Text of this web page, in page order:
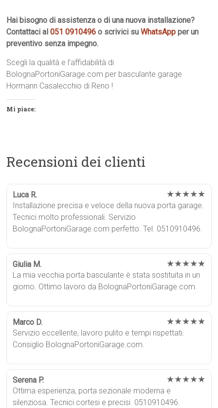
Hai bisogno di assistenza o di una nuova installazione?
Contattaci al051 0910496 o scrivici suWhatsApp per un
preventivo senza impegno.
Scegli la qualità e l’affidabilità di
BolognaPortoniGarage.com per basculante garage
Hormann Casalecchio di Reno !
Mi piace:
Recensioni dei clienti
Luca R. ★★★★★
Installazione precisa e veloce della nuova porta garage.
Tecnici molto professionali. Servizio
BolognaPortoniGarage.com perfetto. Tel. 0510910496.
Giulia M. ★★★★★
La mia vecchia porta basculante è stata sostituita in un
giorno. Ottimo lavoro da BolognaPortoniGarage.com.
Marco D. ★★★★★
Servizio eccellente, lavoro pulito e tempi rispettati.
Consiglio BolognaPortoniGarage.com.
Serena P. ★★★★★
Ottima esperienza, porta sezionale moderna e
silenziosa. Tecnici cortesi e precisi. 0510910496.